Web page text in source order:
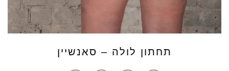
תחתון לולה – סאנשיין